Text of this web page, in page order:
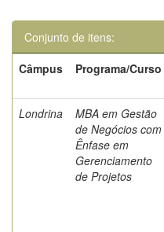
Conjunto de itens:
Câmpus
Programa/Curso
Londrina
MBA em Gestão
de Negócios com
Ênfase em
Gerenciamento
de Projetos